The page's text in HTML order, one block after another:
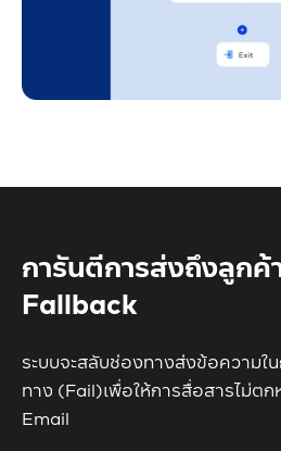
การันตีการส่งถึงลูกค้
Fallback
ระบบจะสลับช่องทางส่งข้อความใ
ทาง (Fail)เพื่อให้การสื่อสารไม่ต
Email